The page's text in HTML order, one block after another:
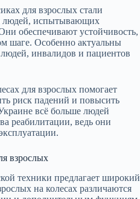
для взрослых стали
людей, испытывающих
обеспечивают устойчивость,
шаге. Особенно актуальны
инвалидов и пациентов
для взрослых помогает
риск падений и повысить
всё больше людей
реабилитации, ведь они
взрослых
техники предлагает широкий
на колесах различаются